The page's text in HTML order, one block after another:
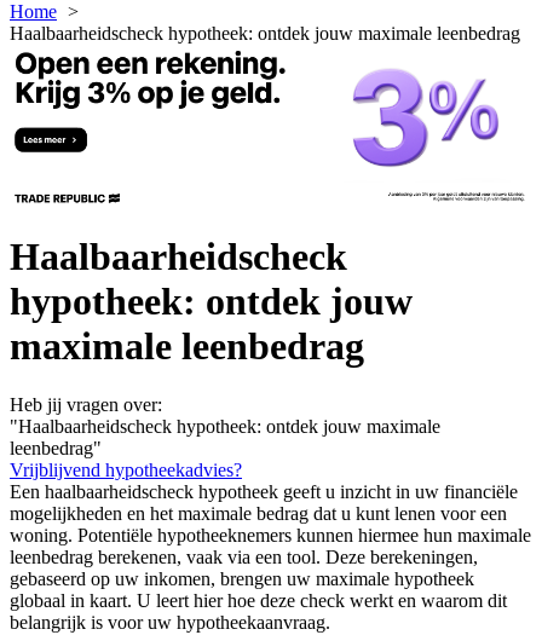
Home
Haalbaarheidscheck hypotheek: ontdek jouw maximale leenbedrag
Haalbaarheidscheck
hypotheek: ontdek jouw
maximale leenbedrag
Heb jij vragen over:
"Haalbaarheidscheck hypotheek: ontdek jouw maximale
leenbedrag"
Vrijblijvend hypotheekadvies?
Een haalbaarheidscheck hypotheek geeft u inzicht in uw financiële
mogelijkheden en het maximale bedrag dat u kunt lenen voor een
woning. Potentiële hypotheeknemers kunnen hiermee hun maximale
leenbedrag berekenen, vaak via een tool. Deze berekeningen,
gebaseerd op uw inkomen, brengen uw maximale hypotheek
globaal in kaart. U leert hier hoe deze check werkt en waarom dit
belangrijk is voor uw hypotheekaanvraag.